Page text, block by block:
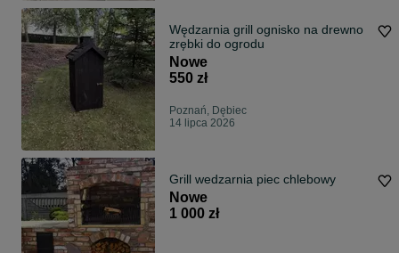
Wędzarnia grill ognisko na drewno
zrębki do ogrodu
Nowe
550 zł
Poznań, Dębiec
14 lipca 2026
Grill wedzarnia piec chlebowy
Nowe
1 000 zł